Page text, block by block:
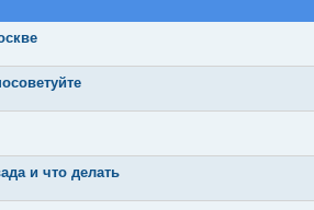
и что делать